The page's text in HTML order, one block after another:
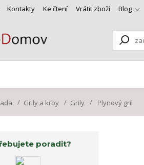
Kontakty Ke čtení Vrátit zboží Blog
Grily a krby Grily Plynový gril
poradit?